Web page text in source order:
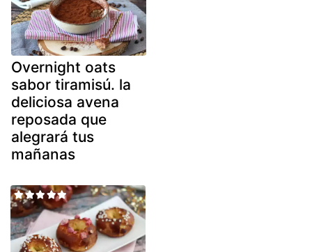
Overnight oats
sabor tiramisú. la
deliciosa avena
reposada que
alegrará tus
mañanas